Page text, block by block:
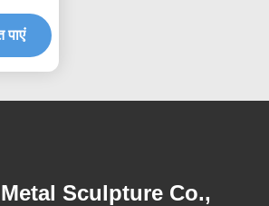
पाएं
Sculpture Co.,